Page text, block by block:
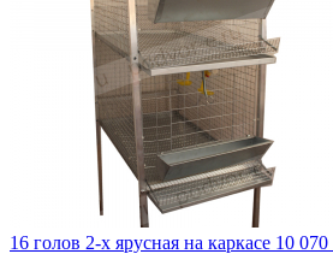
16 голов 2-х ярусная на каркасе 10 070